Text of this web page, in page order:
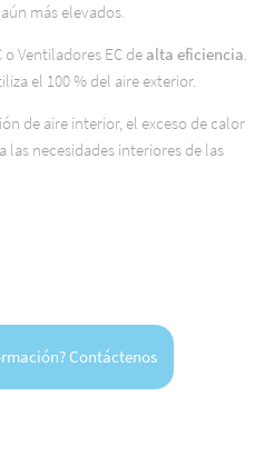
más elevados.
o Ventiladores EC de alta eficiencia.
el 100 % del aire exterior.
de aire interior, el exceso de calor
las necesidades interiores de las
Contáctenos